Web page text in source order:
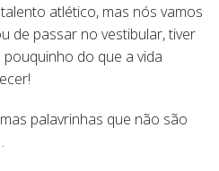
atlético, mas nós vamos
de passar no vestibular, tiver
do que a vida
palavrinhas que não são